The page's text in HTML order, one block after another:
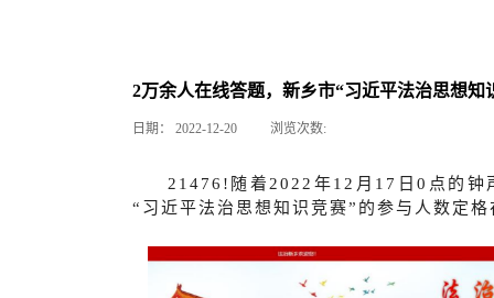
2万余人在线答题，新乡市“习近平法治思想知
日期： 2022-12-20 浏览次数:
21476!随着2022年12月17日0点的钟
“习近平法治思想知识竞赛”的参与人数定